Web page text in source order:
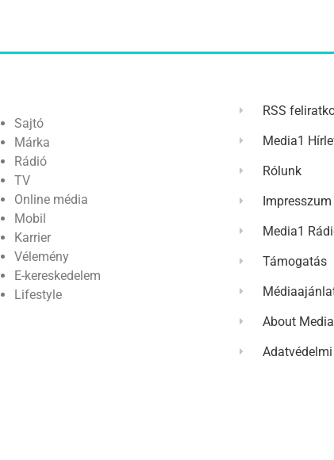
Sajtó
Márka
Rádió
TV
Online média
Mobil
Karrier
Vélemény
E-kereskedelem
Lifestyle
RSS
Media1
Rólunk
Media1
Támogatás
About